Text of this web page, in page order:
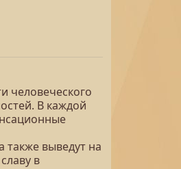
человеческого
В каждой
выведут на
в